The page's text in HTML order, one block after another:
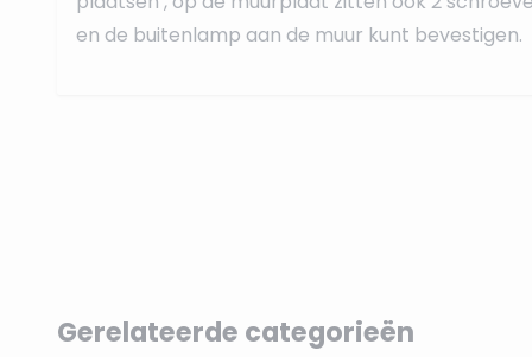
en de buitenlamp aan de muur kunt bevestigen.
Gerelateerde categorieën